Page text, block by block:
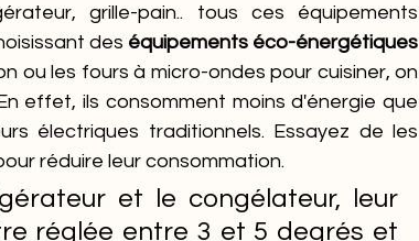
grille-pain.. tous ces équipements
des équipements éco-énergétiques
ou les fours à micro-ondes pour cuisiner, on
effet, ils consomment moins d'énergie que
électriques traditionnels. Essayez de les
réduire leur consommation.
et le congélateur, leur
réglée entre 3 et 5 degrés et